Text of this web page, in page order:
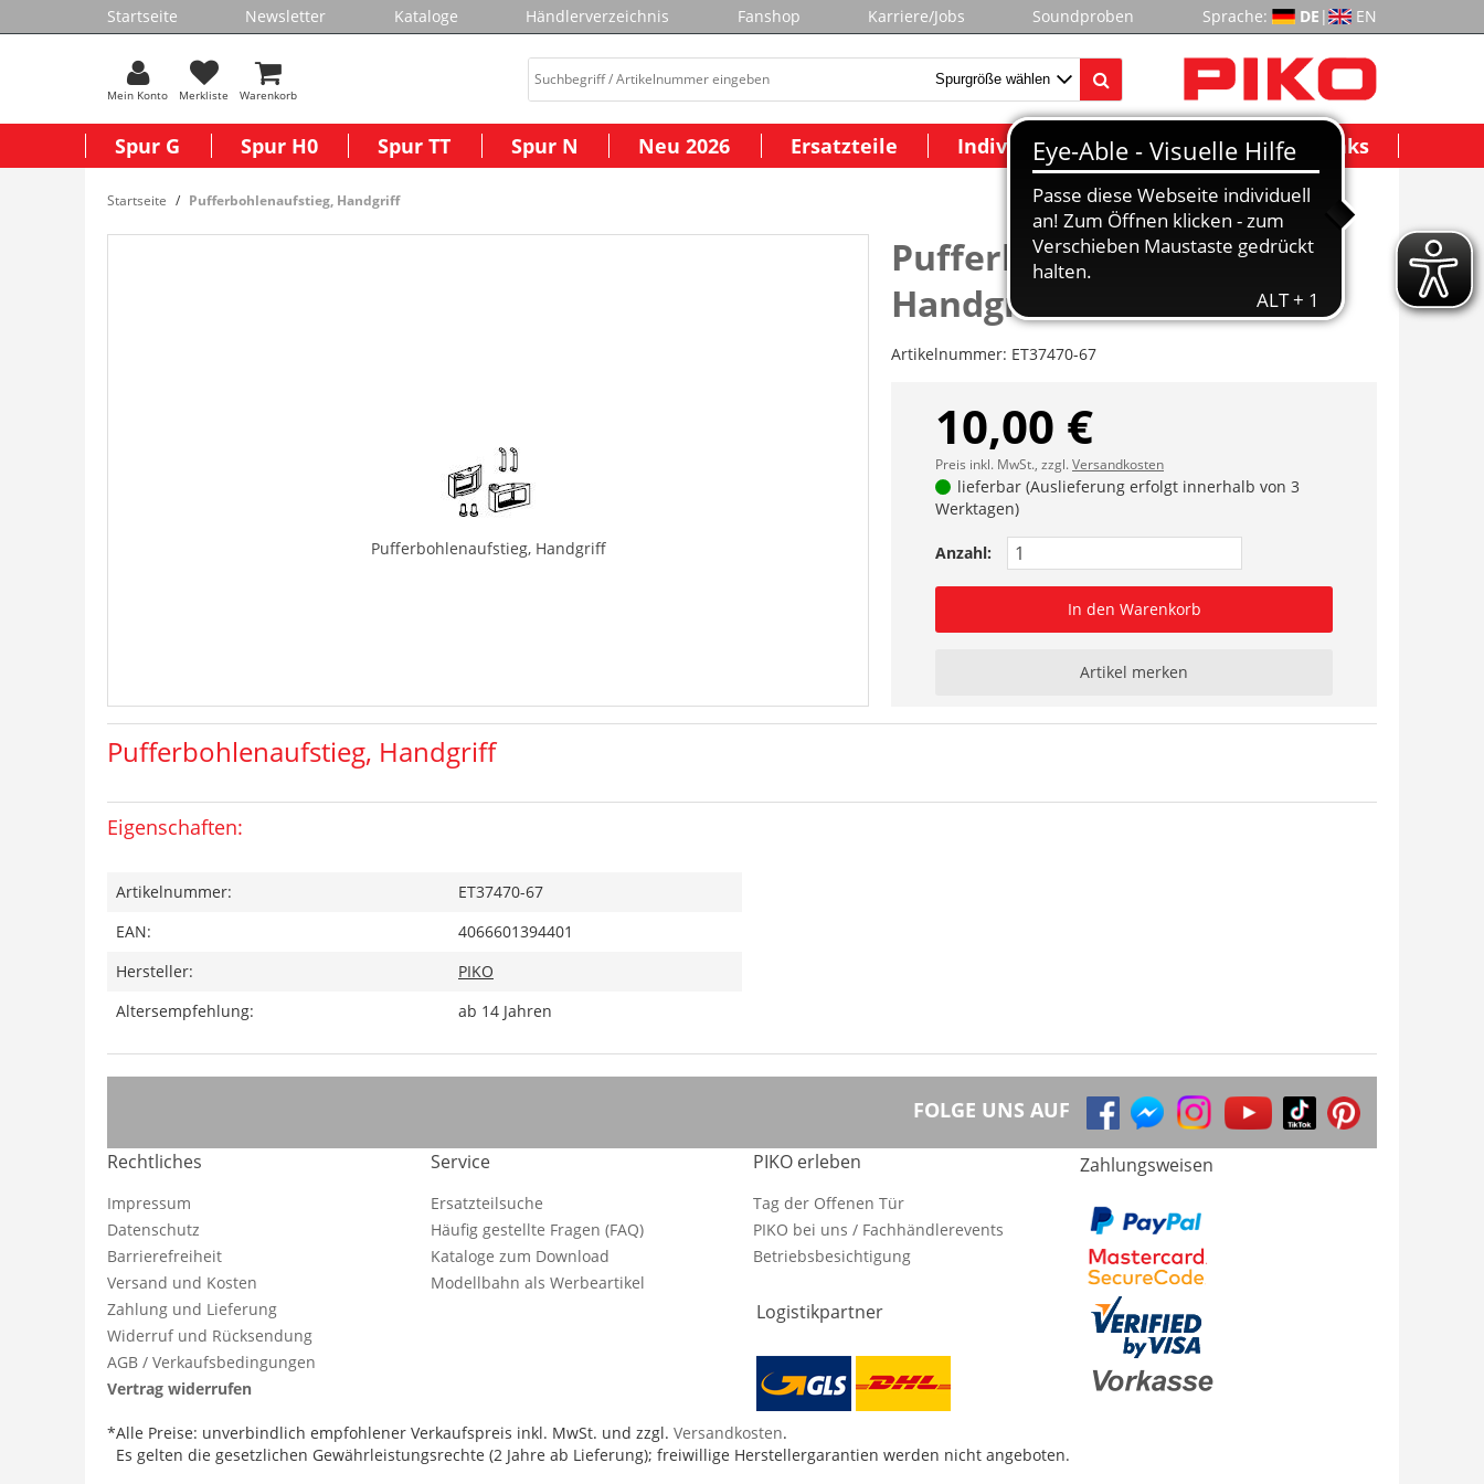
Startseite Newsletter Kataloge Händlerverzeichnis Fanshop Karriere/Jobs Soundproben Sprache: DE | EN
Mein Konto Merkliste Warenkorb
Spur G Spur H0 Spur TT Spur N Neu 2026 Ersatzteile Individuelle Modelle Wichtige Links
Startseite Pufferbohlenaufstieg, Handgriff
Pufferbohlenaufstieg, Handgriff
Pufferbohlenaufstieg,
Handgriff
Artikelnummer: ET37470-67
10,00 €
Preis inkl. MwSt., zzgl.Versandkosten
lieferbar (Auslieferung erfolgt innerhalb von 3
Werktagen)
Anzahl:
In den Warenkorb
Artikel merken
Pufferbohlenaufstieg, Handgriff
Eigenschaften:
Artikelnummer:
ET37470-67
EAN:
4066601394401
Hersteller:
PIKO
Altersempfehlung:
ab 14 Jahren
FOLGE UNS AUF
Rechtliches
Impressum
Datenschutz
Barrierefreiheit
Versand und Kosten
Zahlung und Lieferung
Widerruf und Rücksendung
AGB / Verkaufsbedingungen
Vertrag widerrufen
Service
Ersatzteilsuche
Häufig gestellte Fragen (FAQ)
Kataloge zum Download
Modellbahn als Werbeartikel
PIKO erleben
Tag der Offenen Tür
PIKO bei uns / Fachhändlerevents
Betriebsbesichtigung
Logistikpartner
Zahlungsweisen
*Alle Preise: unverbindlich empfohlener Verkaufspreis inkl. MwSt. und zzgl. Versandkosten.
Es gelten die gesetzlichen Gewährleistungsrechte (2 Jahre ab Lieferung); freiwillige Herstellergarantien werden nicht angeboten.